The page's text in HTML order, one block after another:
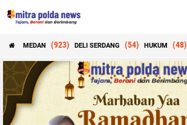
MEDAN (923) DELI SERDANG (54) HUKUM (48)